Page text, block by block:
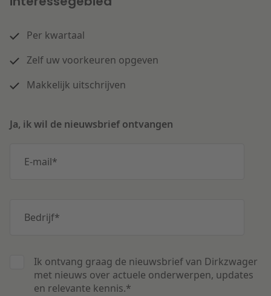
Per kwartaal
Zelf uw voorkeuren opgeven
Makkelijk uitschrijven
Ja, ik wil de nieuwsbrief ontvangen
E-mail*
Bedrijf*
Ik ontvang graag de nieuwsbrief van Dirkzwager
met nieuws over actuele onderwerpen, updates
en relevante kennis.*